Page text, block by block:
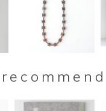
recommend